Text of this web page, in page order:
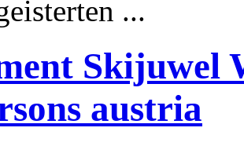
...
Skijuwel
austria